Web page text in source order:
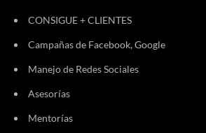
CONSIGUE + CLIENTES
Campañas de Facebook, Google
Manejo de Redes Sociales
Asesorías
Mentorías